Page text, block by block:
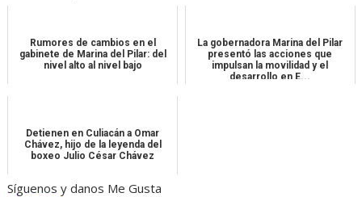
Rumores de cambios en el
gabinete de Marina del Pilar: del
nivel alto al nivel bajo
La gobernadora Marina del Pilar
presentó las acciones que
impulsan la movilidad y el
desarrollo en E...
Detienen en Culiacán a Omar
Chávez, hijo de la leyenda del
boxeo Julio César Chávez
Síguenos y danos Me Gusta